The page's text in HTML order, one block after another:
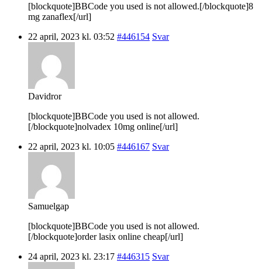
[blockquote]BBCode you used is not allowed.[/blockquote]8
mg zanaflex[/url]
22 april, 2023 kl. 03:52 #446154 Svar
Davidror
[blockquote]BBCode you used is not allowed.
[/blockquote]nolvadex 10mg online[/url]
22 april, 2023 kl. 10:05 #446167 Svar
Samuelgap
[blockquote]BBCode you used is not allowed.
[/blockquote]order lasix online cheap[/url]
24 april, 2023 kl. 23:17 #446315 Svar